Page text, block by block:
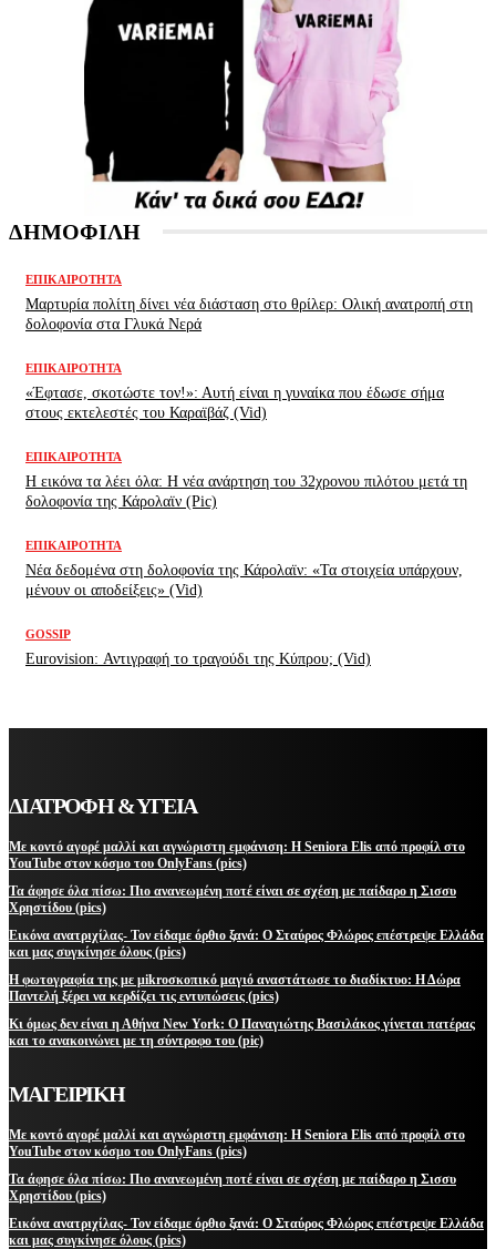
ΔΗΜΟΦΙΛΗ
ΕΠΙΚΑΙΡΌΤΗΤΑ
Μαρτυρία πολίτη δίνει νέα διάσταση στο θρίλερ: Ολική ανατροπή στη
δολοφονία στα Γλυκά Νερά
ΕΠΙΚΑΙΡΌΤΗΤΑ
«Έφτασε, σκοτώστε τον!»: Αυτή είναι η γυναίκα που έδωσε σήμα
στους εκτελεστές του Καραϊβάζ (Vid)
ΕΠΙΚΑΙΡΌΤΗΤΑ
H εικόνα τα λέει όλα: H νέα ανάρτηση του 32χρονου πιλότου μετά τη
δολοφονία της Κάρολαϊν (Pic)
ΕΠΙΚΑΙΡΌΤΗΤΑ
Νέα δεδομένα στη δολοφονία της Κάρολαϊν: «Τα στοιχεία υπάρχουν,
μένουν οι αποδείξεις» (Vid)
GOSSIP
Eurovision: Αντιγραφή το τραγούδι της Κύπρου; (Vid)
ΔΙΑΤΡΟΦΗ & ΥΓΕΙΑ
Με κοντό αγορέ μαλλί και αγνώριστη εμφάνιση: Η Seniora Elis από προφίλ στο
YouTube στον κόσμο του OnlyFans (pics)
Τα άφησε όλα πίσω: Πιο ανανεωμένη ποτέ είναι σε σχέση με παίδαρο η Σισσυ
Χρηστίδου (pics)
Εικόνα ανατριχίλας- Τον είδαμε όρθιο ξανά: Ο Σταύρος Φλώρος επέστρεψε Ελλάδα
και μας συγκίνησε όλους (pics)
Η φωτογραφία της με μikroσκοπικό μαγιό αναστάτωσε το διαδίκτυο: Η Δώρα
Παντελή ξέρει να κερδίζει τις εντυπώσεις (pics)
Κι όμως δεν είναι η Αθήνα New York: Ο Παναγιώτης Βασιλάκος γίνεται πατέρας
και το ανακοινώνει με τη σύντροφο του (pic)
ΜΑΓΕΙΡΙΚΗ
Με κοντό αγορέ μαλλί και αγνώριστη εμφάνιση: Η Seniora Elis από προφίλ στο
YouTube στον κόσμο του OnlyFans (pics)
Τα άφησε όλα πίσω: Πιο ανανεωμένη ποτέ είναι σε σχέση με παίδαρο η Σισσυ
Χρηστίδου (pics)
Εικόνα ανατριχίλας- Τον είδαμε όρθιο ξανά: Ο Σταύρος Φλώρος επέστρεψε Ελλάδα
και μας συγκίνησε όλους (pics)